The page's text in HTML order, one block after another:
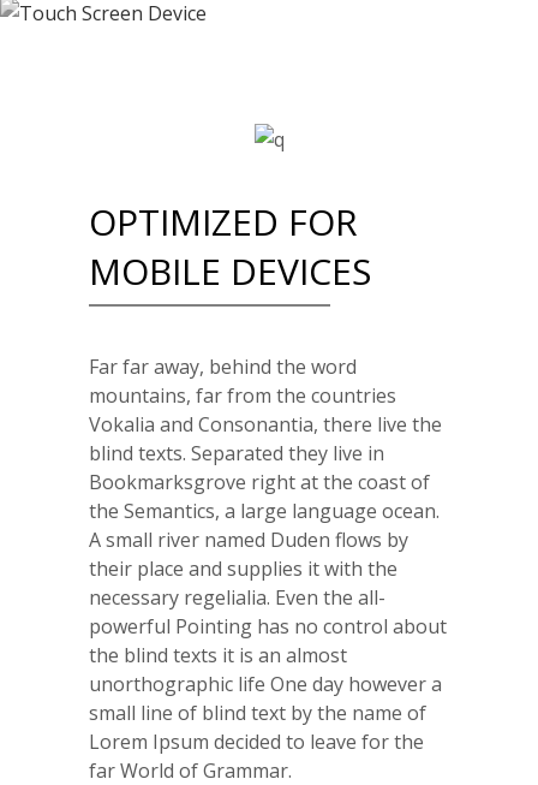
OPTIMIZED FOR
MOBILE DEVICES
Far far away, behind the word
mountains, far from the countries
Vokalia and Consonantia, there live the
blind texts. Separated they live in
Bookmarksgrove right at the coast of
the Semantics, a large language ocean.
A small river named Duden flows by
their place and supplies it with the
necessary regelialia. Even the all-
powerful Pointing has no control about
the blind texts it is an almost
unorthographic life One day however a
small line of blind text by the name of
Lorem Ipsum decided to leave for the
far World of Grammar.